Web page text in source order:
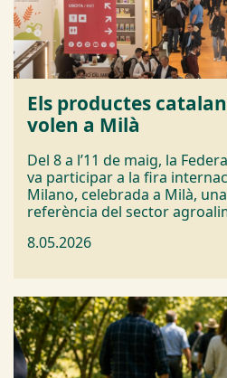
Els productes
volen a Milà
Del 8 a l’11 de maig, la
va participar a la fira
Milano, celebrada a Milà,
referència del sector
8.05.2026